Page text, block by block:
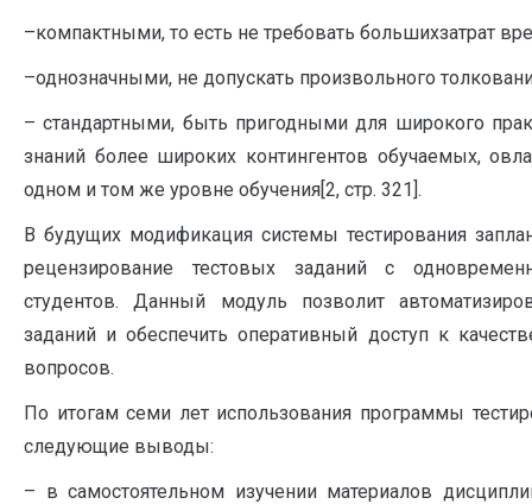
–компактными, то есть не требовать большихзатрат
–однозначными, не допускать произвольного
– стандартными, быть пригодными для широкого
знаний более широких контингентов обучаемых,
одном и том же уровне обучения[2, стр. 321].
В будущих модификация системы тестирования
рецензирование тестовых заданий с
студентов. Данный модуль позволит
заданий и обеспечить оперативный доступ к
вопросов.
По итогам семи лет использования программы
следующие выводы:
– в самостоятельном изучении материалов